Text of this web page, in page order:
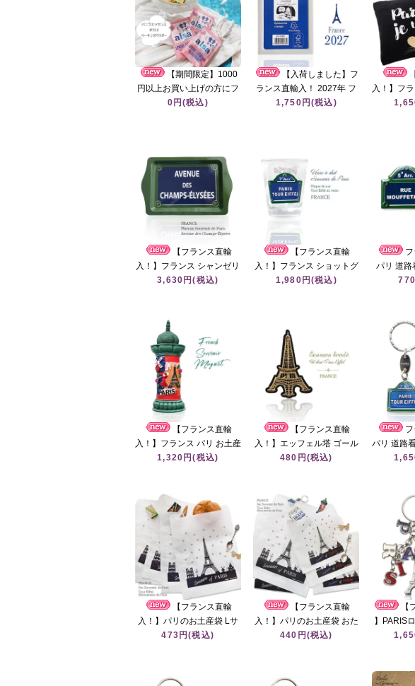
【期間限定】1000
円以上お買い上げの方にフ
ランスの可愛い製菓材料を
0円(税込)
【入荷しました】フ
ランス直輸入！ 2027年 フ
ランス日めくりカレンダー
1,750円(税込)
入！】フ
ポーチ エ
【フランス直輸
入！】フランス シャンゼリ
ゼ通り 道路看板モチーフ メ
3,630円(税込)
【フランス直輸
入！】フランス ショットグ
ラス パリのお土産 PARIS
1,980円(税込)
パリ 道路
リュ・
【フランス直輸
入！】フランス パリ お土産
マグネット【モリス柱
1,320円(税込)
【フランス直輸
入！】エッフェル塔 ゴール
ド刺繍 アイロンワッペン フ
480円(税込)
パリ 道路
エッフ
【フランス直輸
入！】パリのお土産袋 Lサ
イズ（5枚入り）
473円(税込)
【フランス直輸
入！】パリのお土産袋 おた
めしセット（M3枚＋L2
440円(税込)
【
】PARIS
塔 キー